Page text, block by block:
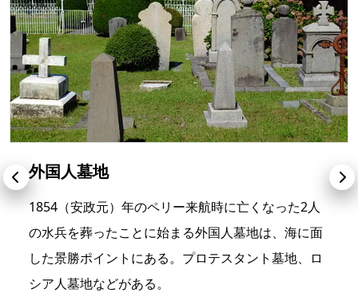
外国人墓地
1854（安政元）年のペリー来航時に亡くなった2人
の水兵を葬ったことに始まる外国人墓地は、海に面
した景勝ポイントにある。プロテスタント墓地、ロ
シア人墓地などがある。